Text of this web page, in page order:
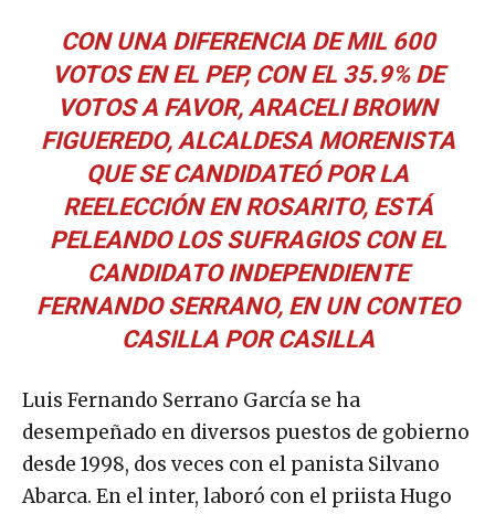
CON UNA DIFERENCIA DE MIL 600
VOTOS EN EL PEP, CON EL 35.9% DE
VOTOS A FAVOR, ARACELI BROWN
FIGUEREDO, ALCALDESA MORENISTA
QUE SE CANDIDATEÓ POR LA
REELECCIÓN EN ROSARITO, ESTÁ
PELEANDO LOS SUFRAGIOS CON EL
CANDIDATO INDEPENDIENTE
FERNANDO SERRANO, EN UN CONTEO
CASILLA POR CASILLA
Luis Fernando Serrano García se ha
desempeñado en diversos puestos de gobierno
desde 1998, dos veces con el panista Silvano
Abarca. En el inter, laboró con el priista Hugo